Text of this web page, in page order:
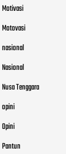
Motivasi
Motovasi
nasional
Nasional
Nusa Tenggara
opini
Opini
Pantun